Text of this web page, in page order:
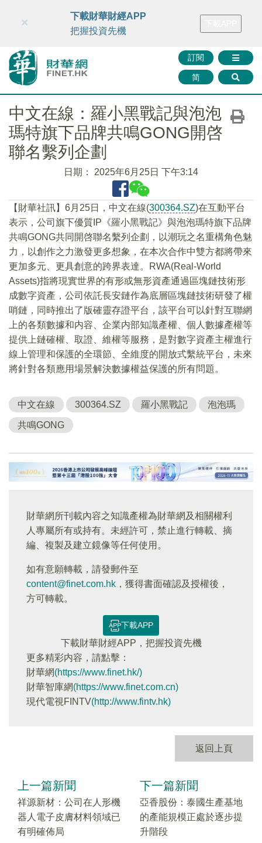
財華智庫網 FINTV FINMETA 財華證券 媒體矩陣
訂閱
简
×
下載財華財經APP
把握投資先機
中文在線：羅小黑戰記與泡泡
瑪特旗下品牌共鳴GONG開啓
聯名繫列企劃
日期： 2025年6月25日 下午3:14
【財華社訊】6月25日，中文在線(300364.SZ)在互動平台
表示，公司旗下優質IP《羅小黑戰記》與泡泡瑪特旗下品牌
共鳴GONG共同開啓聯名繫列企劃，以潮玩之名重構角色魅
力，以創作之力激發更多想象，在本次合作中雙方都將帶來
更加多元、更具創意的跨界表達。RWA(Real-World
Assets)指將現實世界的有形或無形資產通過區塊鏈技術形
成數字資產，公司依託長安鏈作為底層區塊鏈技術研發了權
哨鏈，同時推出了版確靈存證平台，該平台可以針對互聯網
上的各類數據和内容、企業内部知識產權、個人數據產權等
提供上鏈確權、取證、維權等服務，是對數字資產主權進行
線上管理和保護的全環節、全維度的開放式繫統平台，未來
將針對各類應用場景解決數據權益保護的所有問題。
中文在線 300364.SZ 羅小黑戰記 泡泡瑪
共鳴GONG
財華網所刊載內容之知識產權為財華網及相關權利
人專屬所有或持有。未經許可，禁止進行轉載、摘
編、複製及建立鏡像等任何使用。
如有意願轉載，請發郵件至
content@finet.com.hk ，獲得書面確認及授權後，
方可轉載。
下載APP
下載財華財經APP，把握投資先機
更多精彩内容，請點擊：
財華網(https://www.finet.hk/)
財華智庫網(https://www.finet.com.cn)
現代電視FINTV(http://www.fintv.hk)
返回上頁
上一篇新聞
祥源新材：公司在人形機
器人電子皮膚材料領域已
有明確佈局
下一篇新聞
亞香股份：泰國生產基地
的產能規模正處於逐步提
升階段